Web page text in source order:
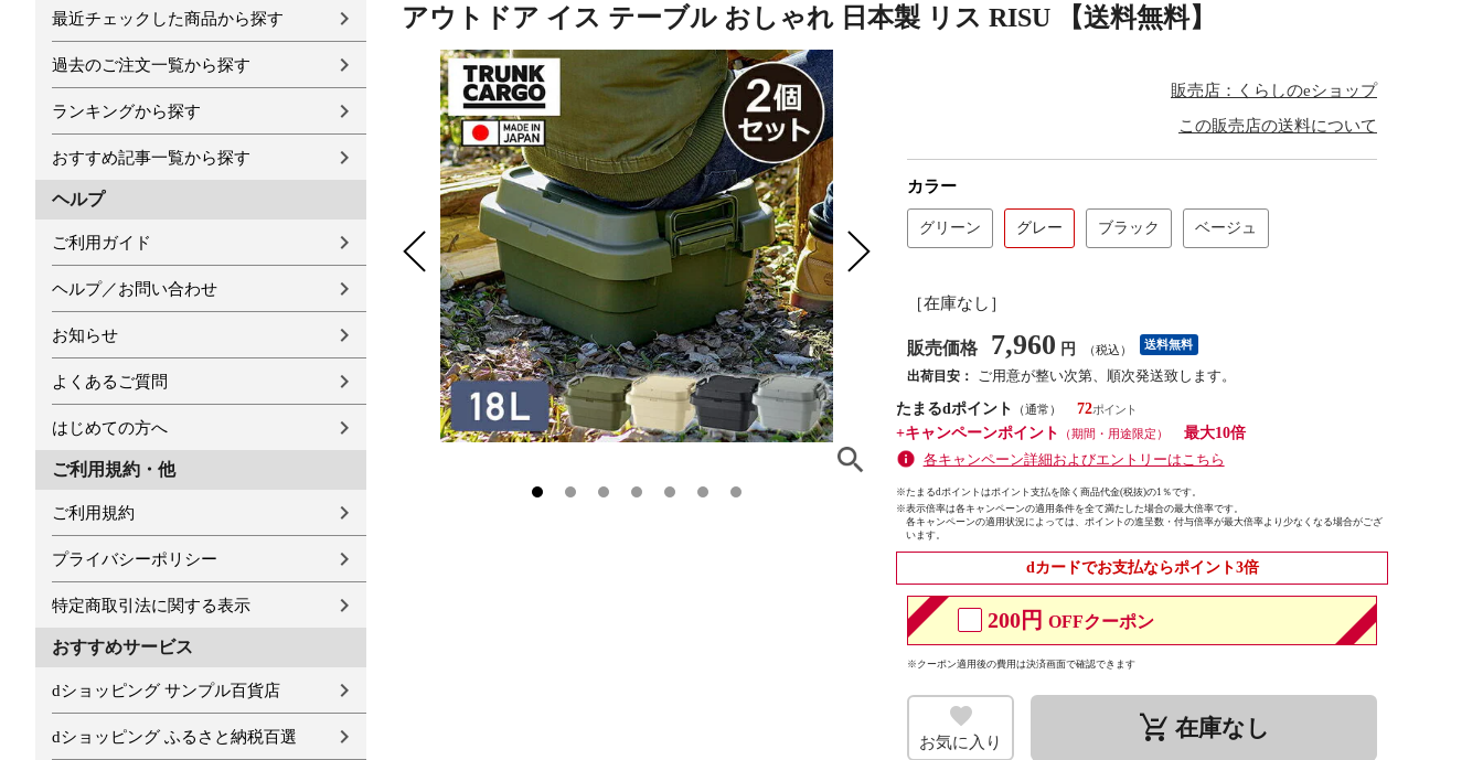
最近チェックした商品から探す
過去のご注文一覧から探す
ランキングから探す
おすすめ記事一覧から探す
ヘルプ
ご利用ガイド
ヘルプ／お問い合わせ
お知らせ
よくあるご質問
はじめての方へ
ご利用規約・他
ご利用規約
プライバシーポリシー
特定商取引法に関する表示
おすすめサービス
dショッピング サンプル百貨店
dショッピング ふるさと納税百選
アウトドア イス テーブル おしゃれ 日本製 リス RISU 【送料無料】
販売店：くらしのeショップ
この販売店の送料について
カラー
グリーン グレー ブラック ベージュ
［在庫なし］
販売価格 7,960 円 （税込） 送料無料
出荷目安：
ご用意が整い次第、順次発送致します。
たまるdポイント
（通常）
72
+キャンペーンポイント
（期間・用途限定）
最大10倍
各キャンペーン詳細およびエントリーはこちら
※たまるdポイントはポイント支払を除く商品代金(税抜)の1％です。
※表示倍率は各キャンペーンの適用条件を全て満たした場合の最大倍率です。
各キャンペーンの適用状況によっては、ポイントの進呈数・付与倍率が最大倍率より少なくなる場合がござ
います。
dカードでお支払ならポイント3倍
200円 OFFクーポン
※クーポン適用後の費用は決済画面で確認できます
お気に入り remove_shopping_cart 在庫なし